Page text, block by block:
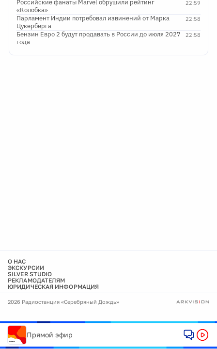
22:59
Российские фанаты Marvel обрушили рейтинг
«Колобка»
22:58
Парламент Индии потребовал извинений от Марка
Цукерберга
22:58
Бензин Евро 2 будут продавать в России до июля 2027
года
О НАС
ЭКСКУРСИИ
SILVER STUDIO
РЕКЛАМОДАТЕЛЯМ
ЮРИДИЧЕСКАЯ ИНФОРМАЦИЯ
2026 Радиостанция «Серебряный Дождь»
Прямой эфир